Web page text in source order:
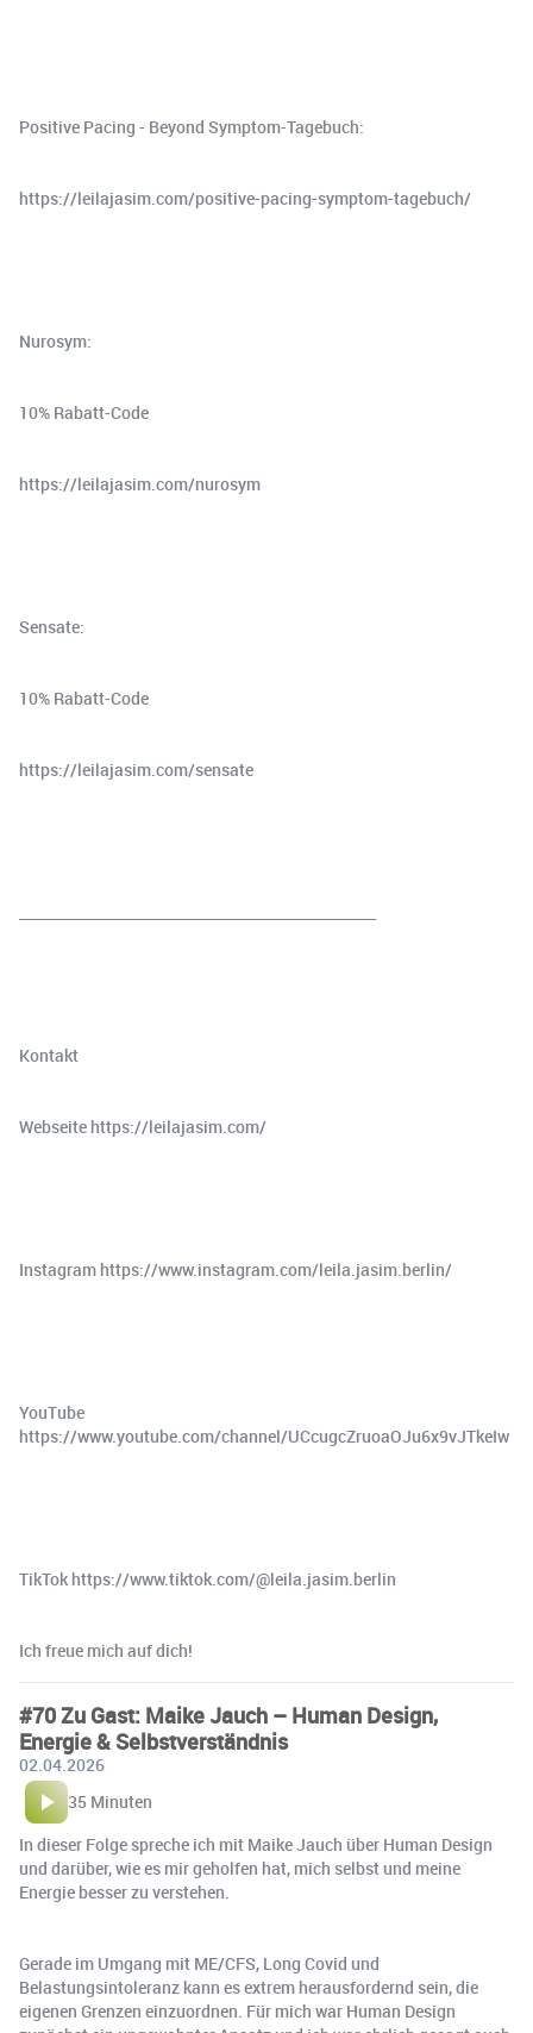
Positive Pacing - Beyond Symptom-Tagebuch:
⁠⁠⁠⁠⁠https://leilajasim.com/positive-pacing-symptom-tagebuch/⁠⁠⁠⁠⁠
Nurosym:
10% Rabatt-Code
⁠⁠https://leilajasim.com/nurosym⁠⁠
Sensate:
10% Rabatt-Code
⁠⁠https://leilajasim.com/sensate⁠⁠
Kontakt
Webseite ⁠https://leilajasim.com/⁠
Instagram ⁠https://www.instagram.com/leila.jasim.berlin/⁠
YouTube
⁠https://www.youtube.com/channel/UCcugcZruoaOJu6x9vJTkeIw⁠
TikTok ⁠https://www.tiktok.com/@leila.jasim.berlin⁠
Ich freue mich auf dich!
#70 Zu Gast: Maike Jauch – Human Design,
Energie & Selbstverständnis
02.04.2026
35 Minuten
In dieser Folge spreche ich mit Maike Jauch über Human Design
und darüber, wie es mir geholfen hat, mich selbst und meine
Energie besser zu verstehen.
Gerade im Umgang mit ME/CFS, Long Covid und
Belastungsintoleranz kann es extrem herausfordernd sein, die
eigenen Grenzen einzuordnen. Für mich war Human Design